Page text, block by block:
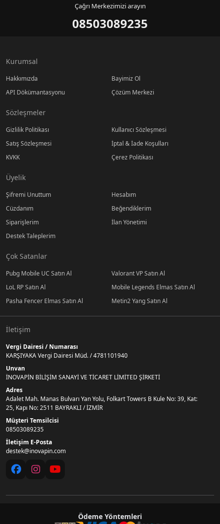
Çağrı Merkezimizi arayın
08503089235
Kurumsal
Hakkımızda
Bayimiz Ol
API Dökümantasyonu
Çözüm Merkezi
Sözleşmeler
Gizlilik Politikası
Kullanıcı Sözleşmesi
Satış Sözleşmesi
İptal & İade Koşulları
KVKK
Çerez Politikası
Üyelik
Şifremi Unuttum
Hesabım
Cüzdanım
Beğendiklerim
Siparişlerim
İlan Yönetimi
Destek Taleplerim
Çok Satanlar
Pubg Mobile UC Satın Al
Valorant VP Satın Al
LoL RP Satın Al
Mobile Legends Elmas Satın Al
Pasha Fencer Elmas Satın Al
Metin2 Yang Satın Al
İletişim
Vergi Dairesi / Numarası
KARŞIYAKA Vergi Dairesi Müd. / 4781101940
Unvan
İNOVAPİN BİLİŞİM SANAYİ VE TİCARET LİMİTED ŞİRKETİ
Adres
Adalet Mah. Manas Bulvarı Yan Yolu, Folkart Towers B Kule No: 39, Kat:
25, Kapı No: 2511 BAYRAKLI / İZMİR
Müşteri Temsilcisi
08503089235
İletişim E-Posta
destek@inovapin.com
Ödeme Yöntemleri